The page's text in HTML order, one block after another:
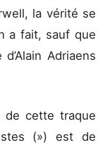
la vérité se
a fait, sauf que
Adriaens
de cette traque
(») est de